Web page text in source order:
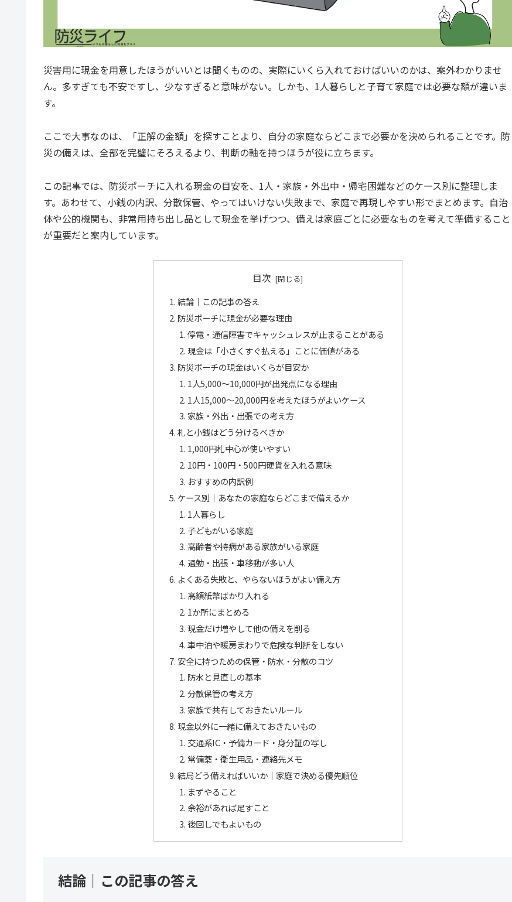
災害用に現金を用意したほうがいいとは聞くものの、実際にいくら入れておけばいいのかは、案外わかりませ
ん。多すぎても不安ですし、少なすぎると意味がない。しかも、1人暮らしと子育て家庭では必要な額が違いま
す。
ここで大事なのは、「正解の金額」を探すことより、自分の家庭ならどこまで必要かを決められることです。防
災の備えは、全部を完璧にそろえるより、判断の軸を持つほうが役に立ちます。
この記事では、防災ポーチに入れる現金の目安を、1人・家族・外出中・帰宅困難などのケース別に整理しま
す。あわせて、小銭の内訳、分散保管、やってはいけない失敗まで、家庭で再現しやすい形でまとめます。自治
体や公的機関も、非常用持ち出し品として現金を挙げつつ、備えは家庭ごとに必要なものを考えて準備すること
が重要だと案内しています。
目次
結論｜この記事の答え
防災ポーチに現金が必要な理由
停電・通信障害でキャッシュレスが止まることがある
現金は「小さくすぐ払える」ことに価値がある
防災ポーチの現金はいくらが目安か
1人5,000〜10,000円が出発点になる理由
1人15,000〜20,000円を考えたほうがよいケース
家族・外出・出張での考え方
札と小銭はどう分けるべきか
1,000円札中心が使いやすい
10円・100円・500円硬貨を入れる意味
おすすめの内訳例
ケース別｜あなたの家庭ならどこまで備えるか
1人暮らし
子どもがいる家庭
高齢者や持病がある家族がいる家庭
通勤・出張・車移動が多い人
よくある失敗と、やらないほうがよい備え方
高額紙幣ばかり入れる
1か所にまとめる
現金だけ増やして他の備えを削る
車中泊や暖房まわりで危険な判断をしない
安全に持つための保管・防水・分散のコツ
防水と見直しの基本
分散保管の考え方
家族で共有しておきたいルール
現金以外に一緒に備えておきたいもの
交通系IC・予備カード・身分証の写し
常備薬・衛生用品・連絡先メモ
結局どう備えればいいか｜家庭で決める優先順位
まずやること
余裕があれば足すこと
後回しでもよいもの
結論｜この記事の答え